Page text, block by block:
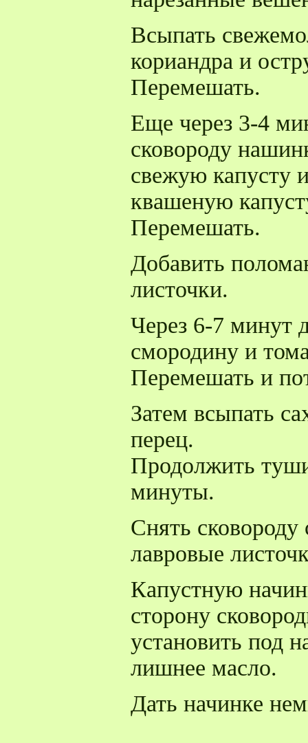
Всыпать
кориандра и
Перемешать.
Еще через 3-4
сковороду
свежую капусту
квашеную
Перемешать.
Добавить
листочки.
Через 6-7 минут
смородину и
Перемешать и
Затем всыпать
перец.
Продолжить
минуты.
Снять сковороду
лавровые
Капустную
сторону
установить под
лишнее масло.
Дать начинке